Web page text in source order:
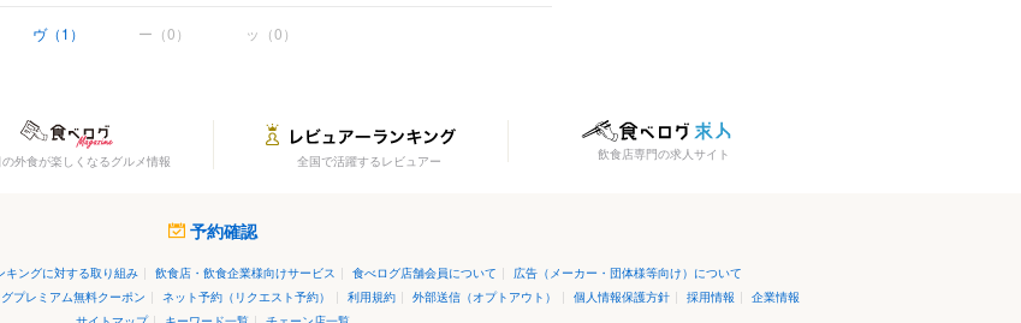
ヴ（1） ー（0） ッ（0）
外食が楽しくなるグルメ情報 全国で活躍するレビュアー 飲食店専門の求人サイト
予約確認
キングに対する取り組み | 飲食店・飲食企業様向けサービス | 食べログ店舗会員について | 広告（メーカー・団体様等向け）について
プレミアム無料クーポン | ネット予約（リクエスト予約） | 利用規約 | 外部送信（オプトアウト） | 個人情報保護方針 | 採用情報 | 企業情報